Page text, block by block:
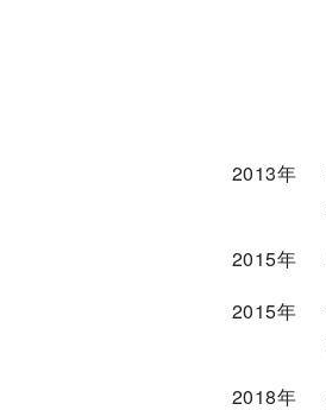
2013年
2015年
2015年
2018年